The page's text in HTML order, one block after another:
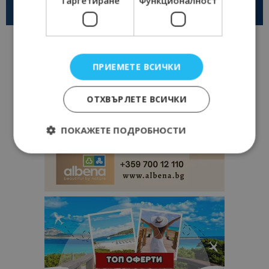
ПРИЕМЕТЕ ВСИЧКИ
ОТХВЪРЛЕТЕ ВСИЧКИ
ПОКАЖЕТЕ ПОДРОБНОСТИ
Строго необходимо
Ефективност
Таргетиране
Функционалност
Строго необходимите бисквитки позволяват
основната функционалност на уебсайта, като
потребителско влизане и управление на
акаунта. Уебсайтът не може да се използва
правилно без строго необходими бисквитки.